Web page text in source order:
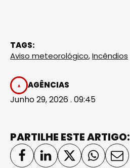
TAGS:
Aviso meteorológico,Incêndios
AGÊNCIAS
Junho 29, 2026 . 09:45
PARTILHE ESTE ARTIGO: